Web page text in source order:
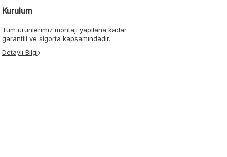
Kurulum
Tüm ürünlerimiz montajı yapılana kadar
garantili ve sigorta kapsamındadır.
Detaylı Bilgi